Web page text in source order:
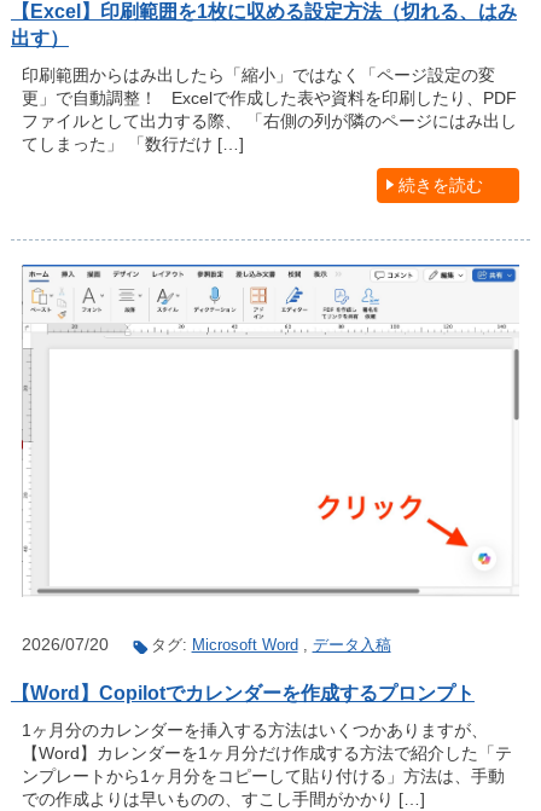
【Excel】印刷範囲を1枚に収める設定方法（切れる、はみ
出す）
印刷範囲からはみ出したら「縮小」ではなく「ページ設定の変
更」で自動調整！ Excelで作成した表や資料を印刷したり、PDF
ファイルとして出力する際、 「右側の列が隣のページにはみ出し
てしまった」 「数行だけ […]
続きを読む
2026/07/20 タグ: Microsoft Word , データ入稿
【Word】Copilotでカレンダーを作成するプロンプト
1ヶ月分のカレンダーを挿入する方法はいくつかありますが、
【Word】カレンダーを1ヶ月分だけ作成する方法で紹介した「テ
ンプレートから1ヶ月分をコピーして貼り付ける」方法は、手動
での作成よりは早いものの、すこし手間がかかり […]